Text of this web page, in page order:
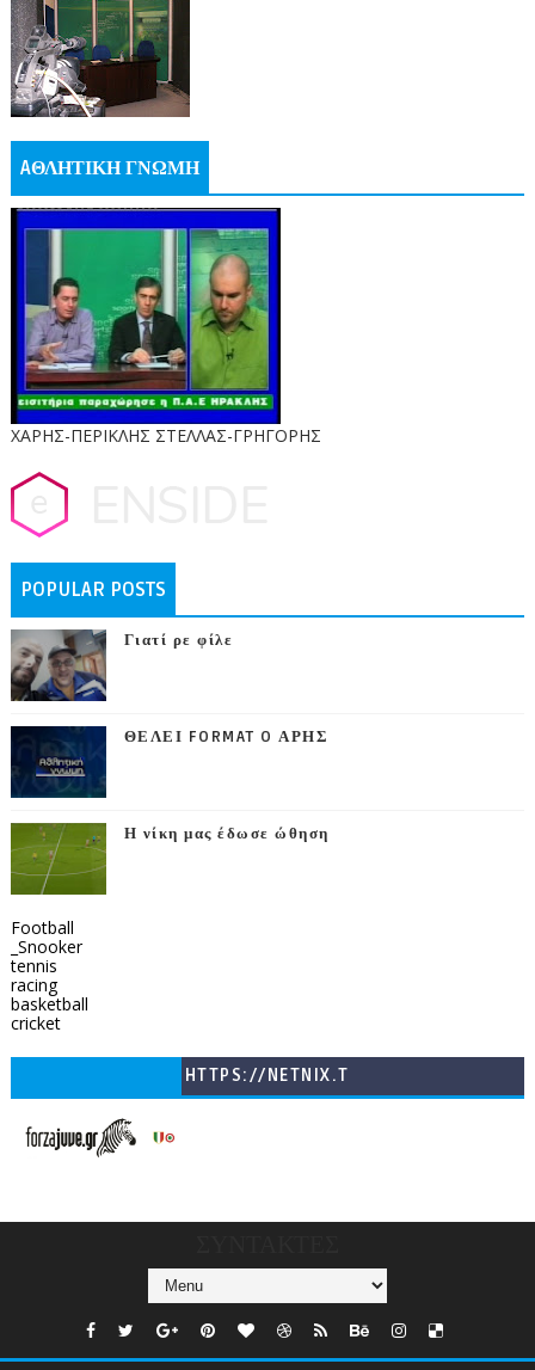
AΘΛΗΤΙΚΗ ΓΝΩΜΗ
ΧΑΡΗΣ-ΠΕΡΙΚΛΗΣ ΣΤΕΛΛΑΣ-ΓΡΗΓΟΡΗΣ
POPULAR POSTS
Γιατί ρε φίλε
ΘΕΛΕΙ FORMAT O ΑΡΗΣ
Η νίκη μας έδωσε ώθηση
Football
_Snooker
tennis
racing
basketball
cricket
HTTPS://NETNIX.T